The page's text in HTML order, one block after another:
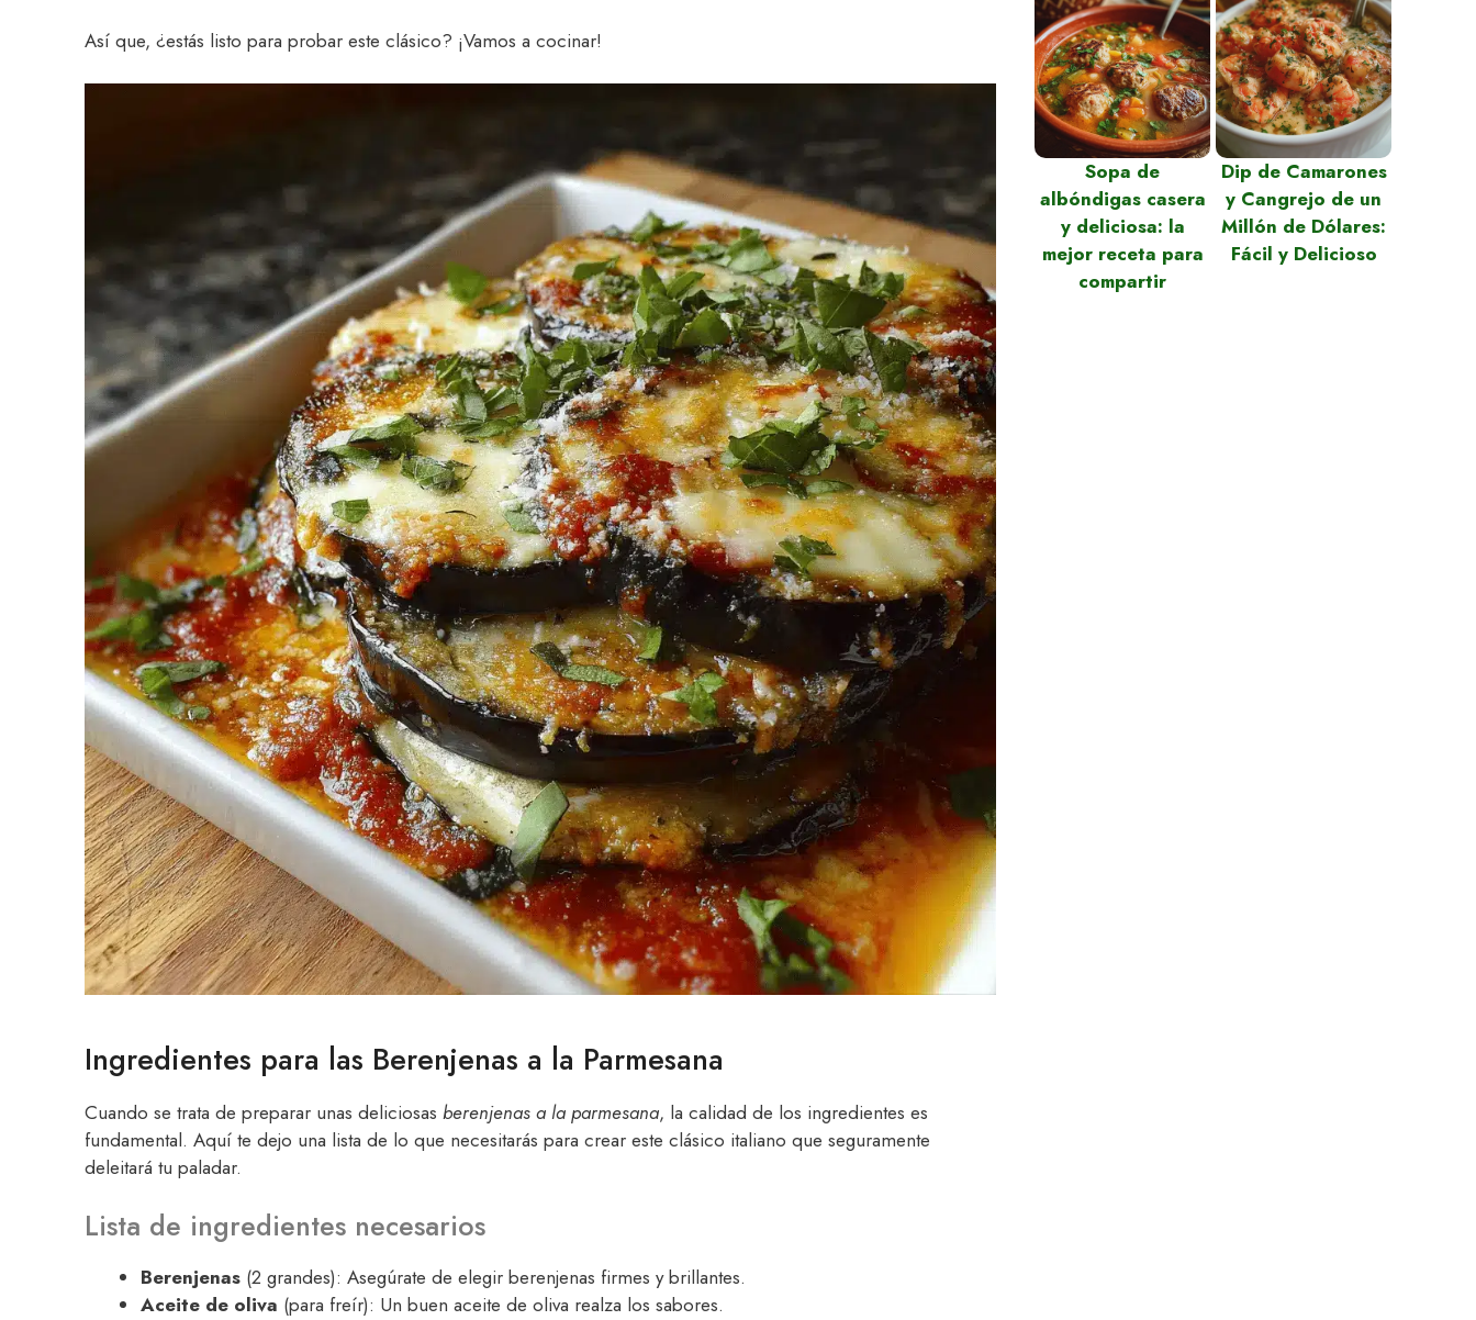
Así que, ¿estás listo para probar este clásico? ¡Vamos a cocinar!
Ingredientes para las Berenjenas a la Parmesana
Cuando se trata de preparar unas deliciosas berenjenas a la parmesana, la calidad de los ingredientes es
fundamental. Aquí te dejo una lista de lo que necesitarás para crear este clásico italiano que seguramente
deleitará tu paladar.
Lista de ingredientes necesarios
Berenjenas (2 grandes): Asegúrate de elegir berenjenas firmes y brillantes.
Aceite de oliva (para freír): Un buen aceite de oliva realza los sabores.
Sopa de
albóndigas casera
y deliciosa: la
mejor receta para
compartir
Dip de Camarones
y Cangrejo de un
Millón de Dólares:
Fácil y Delicioso